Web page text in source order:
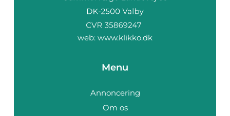
web: www.klikko.dk
Menu
Annoncering
Om os